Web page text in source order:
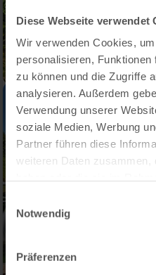
Diese Webseite verwendet
Wir verwenden Cookies,
personalisieren,
zu können und die Zugriffe
analysieren. Außerdem
Verwendung unserer
soziale Medien, Werbung
Partner führen diese
weiteren Daten zusammen,
Einwilligungsauswahl
Notwendig
Präferenzen